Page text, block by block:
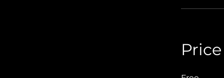
Price